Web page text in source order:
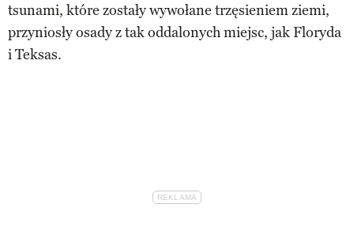
tsunami, które zostały wywołane trzęsieniem ziemi,
przyniosły osady z tak oddalonych miejsc, jak Floryda
i Teksas.